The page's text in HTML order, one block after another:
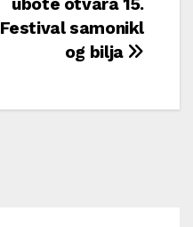
Festival samonikl
og bilja